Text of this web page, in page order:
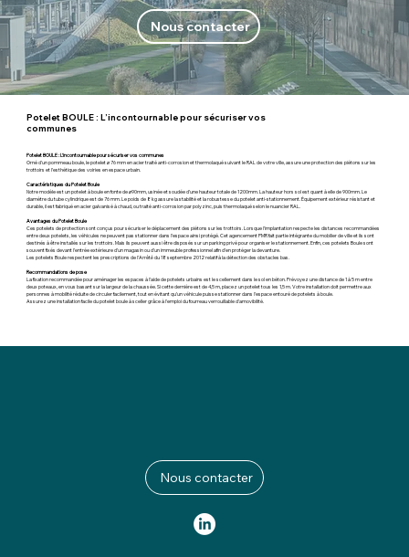
Nous contacter
Potelet BOULE : L’incontournable pour sécuriser vos
communes
Potelet BOULE : L’incontournable pour sécuriser vos communes
Orné d’un pommeau boule, le potelet ø 76 mm en acier traité anti-corrosion et thermolaqué suivant le RAL de votre ville, assure une protection des piétons sur les
trottoirs et l’esthétique des voiries en espace urbain.
Caractéristiques du Potelet Boule
Notre modèle est un potelet à boule en fonte de ø90mm, usinée et soudée d’une hauteur totale de 1200mm. La hauteur hors sol est quant à elle de 900mm. Le
diamètre du tube cylindrique est de 76 mm. Le poids de 8 kg assure la stabilité et la robustesse du potelet anti-stationnement. Équipement extérieur résistant et
durable, il est fabriqué en acier galvanisé à chaud, ou traité anti-corrosion par polyzinc, puis thermolaqué selon le nuancier RAL.
Avantages du Potelet Boule
Ces potelets de protection sont conçus pour sécuriser le déplacement des piétons sur les trottoirs. Lorsque l’implantation respecte les distances recommandées
entre deux potelets, les véhicules ne peuvent pas stationner dans l’espace ainsi protégé. Cet agencement PMR fait partie intégrante du mobilier de ville et ils sont
destinés à être installés sur les trottoirs. Mais ils peuvent aussi être disposés sur un parking privé pour organiser le stationnement. Enfin, ces potelets Boule sont
souvent fixés devant l’entrée extérieure d’un magasin ou d’un immeuble professionnel afin d’en protéger la devanture.
Les potelets Boule respectent les prescriptions de l’Arrêté́ du 18 septembre 2012 relatif à la détection des obstacles bas.
Recommandations de pose
La fixation recommandée pour aménager les espaces à l’aide de potelets urbains est le scellement dans le sol en béton. Prévoyez une distance de 1 à 5 m entre
deux poteaux, en vous basant sur la largeur de la chaussée. Si cette dernière est de 4,5 m, placez un potelet tous les 1,5 m. Votre installation doit permettre aux
personnes à mobilité réduite de circuler facilement, tout en évitant qu’un véhicule puisse stationner dans l’espace entouré de potelets à boule.
Assurez une installation facile du potelet boule à sceller grâce à l'emploi du fourreau verrouillable d'amovibilité.
Nous contacter